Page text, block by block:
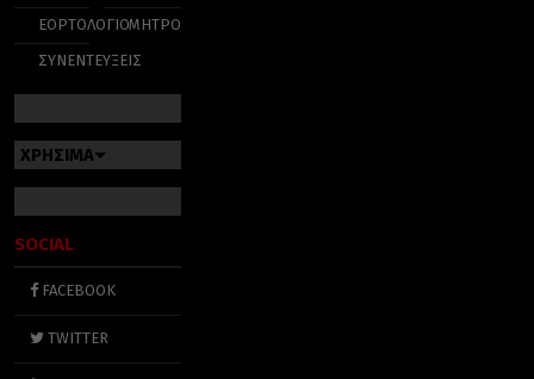
ΕΟΡΤΟΛΟΓΙΟ
ΣΥΝΕΝΤΕΥΞΕΙΣ
ΜΗΤΡΟΠΟΛΕΙΣ
ΧΡΗΣΙΜΑ
SOCIAL
FACEBOOK
TWITTER